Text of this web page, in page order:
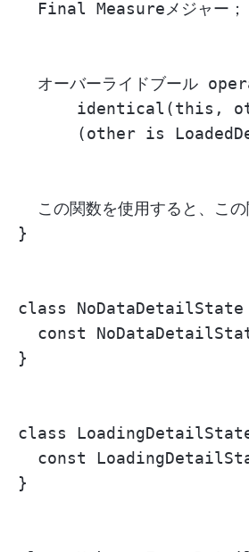
  Final Measureメジャー；
オーバーライドブール
identical(this,
(other is
この関数を使用すると、こ
}
class NoDataDetailState
const
}
class
const
}